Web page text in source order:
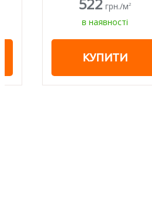
грн./м2
в наявності
КУПИТИ